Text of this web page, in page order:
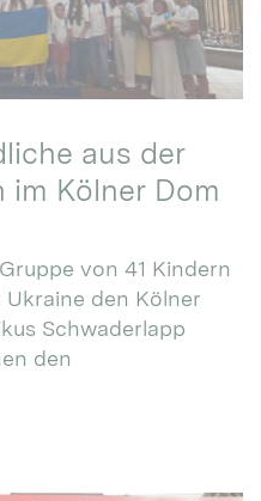
aus der
im Kölner Dom
von 41 Kindern
den Kölner
Schwaderlapp
den